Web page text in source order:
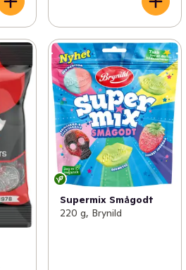
Supermix Smågodt
220 g, Brynild